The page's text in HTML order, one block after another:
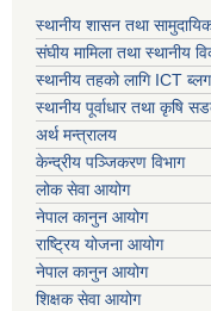
स्थानीय शासन तथा
संघीय मामिला तथा स्थानीय
स्थानीय तहको लागि ICT ब्लग
स्थानीय पूर्वाधार तथा कृषि
अर्थ मन्त्रालय
केन्द्रीय पञ्जिकरण विभाग
लोक सेवा आयोग
नेपाल कानुन आयोग
राष्ट्रिय योजना आयोग
नेपाल कानुन आयोग
शिक्षक सेवा आयोग